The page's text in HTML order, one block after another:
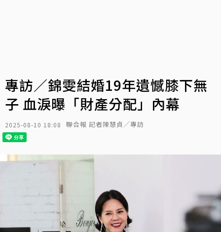
專訪／錦雯結婚19年遺憾膝下無
子 血淚曝「財產分配」內幕
2025-08-10 18:08 聯合報 記者陳慧貞／專訪